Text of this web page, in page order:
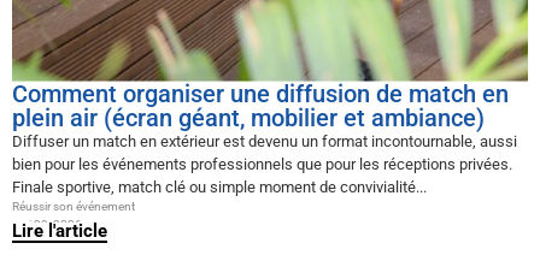
Comment organiser une diffusion de match en
plein air (écran géant, mobilier et ambiance)
Diffuser un match en extérieur est devenu un format incontournable, aussi
bien pour les événements professionnels que pour les réceptions privées.
Finale sportive, match clé ou simple moment de convivialité...
Réussir son événement
mai 29, 2026
Lire l'article